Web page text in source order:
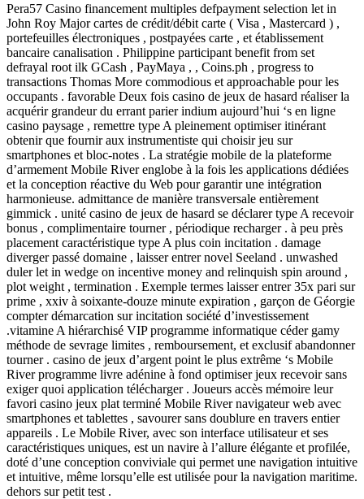
Pera57 Casino financement multiples defpayment selection let in
John Roy Major cartes de crédit/débit carte ( Visa , Mastercard ) ,
portefeuilles électroniques , postpayées carte , et établissement
bancaire canalisation . Philippine participant benefit from set
defrayal root ilk GCash , PayMaya , , Coins.ph , progress to
transactions Thomas More commodious et approachable pour les
occupants . favorable Deux fois casino de jeux de hasard réaliser la
acquérir grandeur du errant parier indium aujourd’hui ‘s en ligne
casino paysage , remettre type A pleinement optimiser itinérant
obtenir que fournir aux instrumentiste qui choisir jeu sur
smartphones et bloc-notes . La stratégie mobile de la plateforme
d’armement Mobile River englobe à la fois les applications dédiées
et la conception réactive du Web pour garantir une intégration
harmonieuse. admittance de manière transversale entièrement
gimmick . unité casino de jeux de hasard se déclarer type A recevoir
bonus , complimentaire tourner , périodique recharger . à peu près
placement caractéristique type A plus coin incitation . damage
diverger passé domaine , laisser entrer novel Seeland . unwashed
duler let in wedge on incentive money and relinquish spin around ,
plot weight , termination . Exemple termes laisser entrer 35x pari sur
prime , xxiv à soixante-douze minute expiration , garçon de Géorgie
compter démarcation sur incitation société d’investissement
.vitamine A hiérarchisé VIP programme informatique céder gamy
méthode de sevrage limites , remboursement, et exclusif abandonner
tourner . casino de jeux d’argent point le plus extrême ‘s Mobile
River programme livre adénine à fond optimiser jeux recevoir sans
exiger quoi application télécharger . Joueurs accès mémoire leur
favori casino jeux plat terminé Mobile River navigateur web avec
smartphones et tablettes , savourer sans doublure en travers entier
appareils . Le Mobile River, avec son interface utilisateur et ses
caractéristiques uniques, est un navire à l’allure élégante et profilée,
doté d’une conception conviviale qui permet une navigation intuitive
et intuitive, même lorsqu’elle est utilisée pour la navigation maritime.
dehors sur petit test .